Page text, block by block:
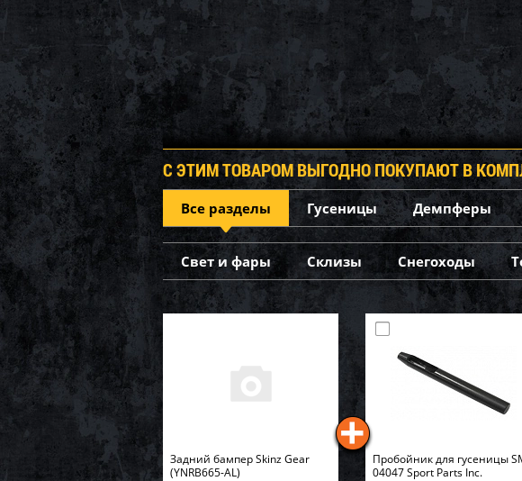
С ЭТИМ ТОВАРОМ ВЫГОДНО ПОКУПАЮТ В
Все разделы Гусеницы Демпферы
Свет и фары Склизы Снегоходы
Задний бампер Skinz Gear
(YNRB665-AL)
Пробойник для гусеницы
04047 Sport Parts Inc.